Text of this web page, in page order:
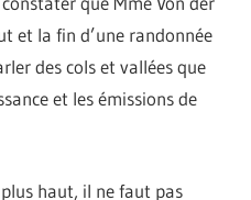
et la fin d’une randonnée
des cols et vallées que
et les émissions de
haut, il ne faut pas